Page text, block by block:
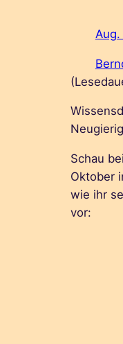
Schau
Oktober
wie ihr
vor: